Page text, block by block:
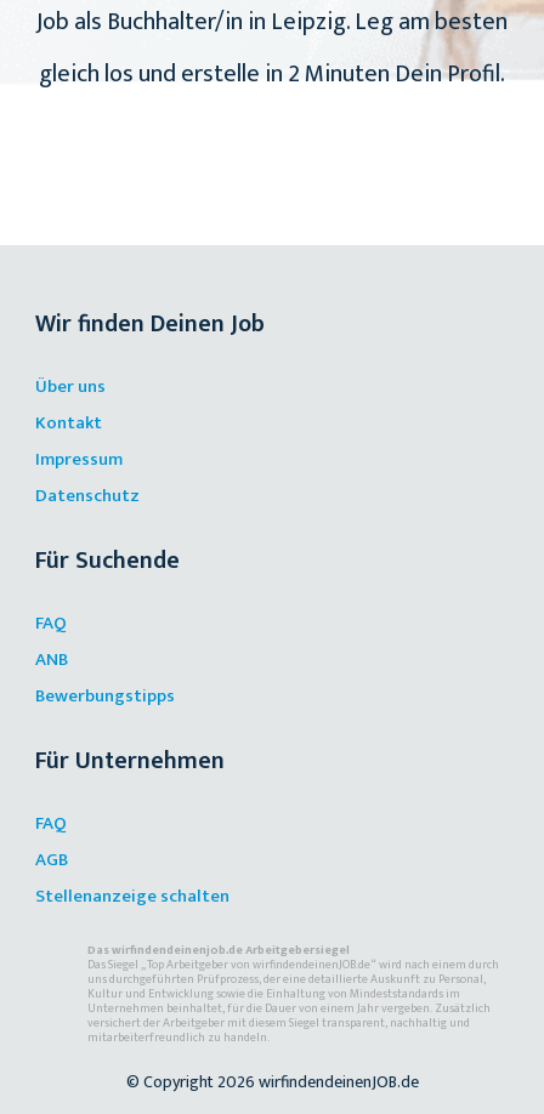
Job als Buchhalter/in in Leipzig. Leg am besten
gleich los und erstelle in 2 Minuten Dein Profil.
Wir finden Deinen Job
Über uns
Kontakt
Impressum
Datenschutz
Für Suchende
FAQ
ANB
Bewerbungstipps
Für Unternehmen
FAQ
AGB
Stellenanzeige schalten
Das wirfindendeinenjob.de Arbeitgebersiegel
Das Siegel „Top Arbeitgeber von wirfindendeinenJOB.de“ wird nach einem durch
uns durchgeführten Prüfprozess, der eine detaillierte Auskunft zu Personal,
Kultur und Entwicklung sowie die Einhaltung von Mindeststandards im
Unternehmen beinhaltet, für die Dauer von einem Jahr vergeben. Zusätzlich
versichert der Arbeitgeber mit diesem Siegel transparent, nachhaltig und
mitarbeiterfreundlich zu handeln.
© Copyright 2026 wirfindendeinenJOB.de